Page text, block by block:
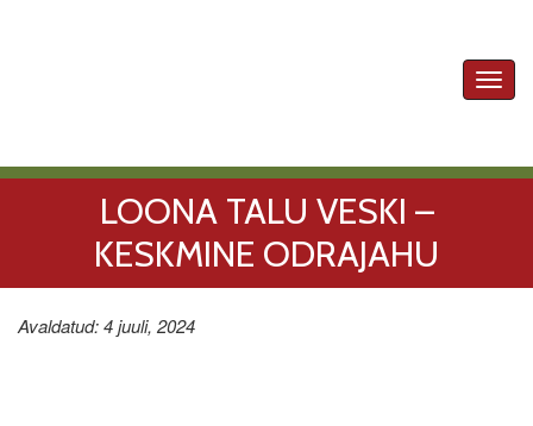
LOONA TALU VESKI –
KESKMINE ODRAJAHU
Avaldatud: 4 juuli, 2024